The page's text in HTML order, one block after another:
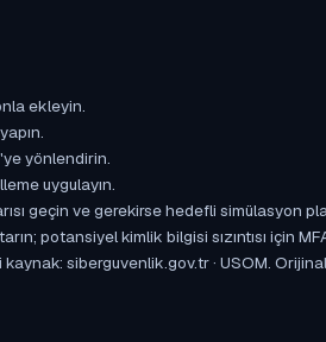
ekleyin.
yönlendirin.
uygulayın.
geçin ve gerekirse hedefli simülasyon
potansiyel kimlik bilgisi sızıntısı için
siberguvenlik.gov.tr · USOM.